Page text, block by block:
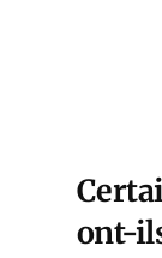
ont-